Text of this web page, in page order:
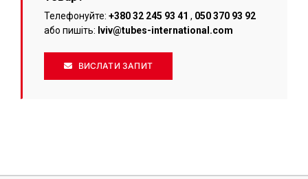
Телефонуйте: +380 32 245 93 41 , 050 370 93 92
або пишіть: lviv@tubes-international.com
ВИСЛАТИ ЗАПИТ